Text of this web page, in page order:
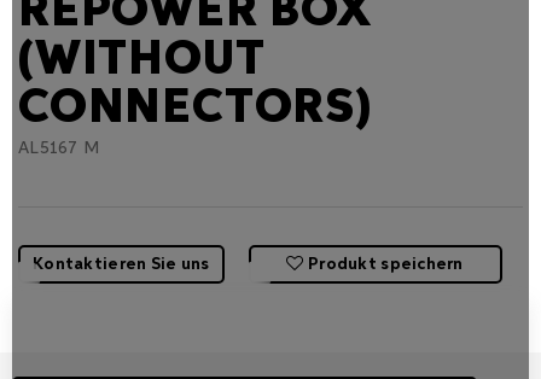
REPOWER BOX
(WITHOUT
CONNECTORS)
AL5167 M
Kontaktieren Sie uns Produkt speichern